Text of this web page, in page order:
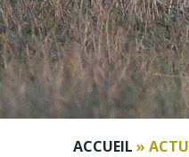
ACCUEIL »